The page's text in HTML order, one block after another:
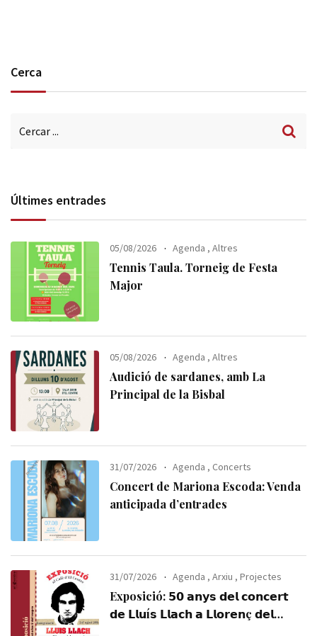
Cerca
Últimes entrades
05/08/2026 Agenda ,Altres
Tennis Taula. Torneig de Festa
Major
05/08/2026 Agenda ,Altres
Audició de sardanes, amb La
Principal de la Bisbal
31/07/2026 Agenda , Concerts
Concert de Mariona Escoda: Venda
anticipada d’entrades
31/07/2026 Agenda ,Arxiu ,Projectes
Exposició: 𝟱𝟬 𝗮𝗻𝘆𝘀 𝗱𝗲𝗹 𝗰𝗼𝗻𝗰𝗲𝗿𝘁
𝗱𝗲 𝗟𝗹𝘂í𝘀 𝗟𝗹𝗮𝗰𝗵 𝗮 𝗟𝗹𝗼𝗿𝗲𝗻ç 𝗱𝗲𝗹